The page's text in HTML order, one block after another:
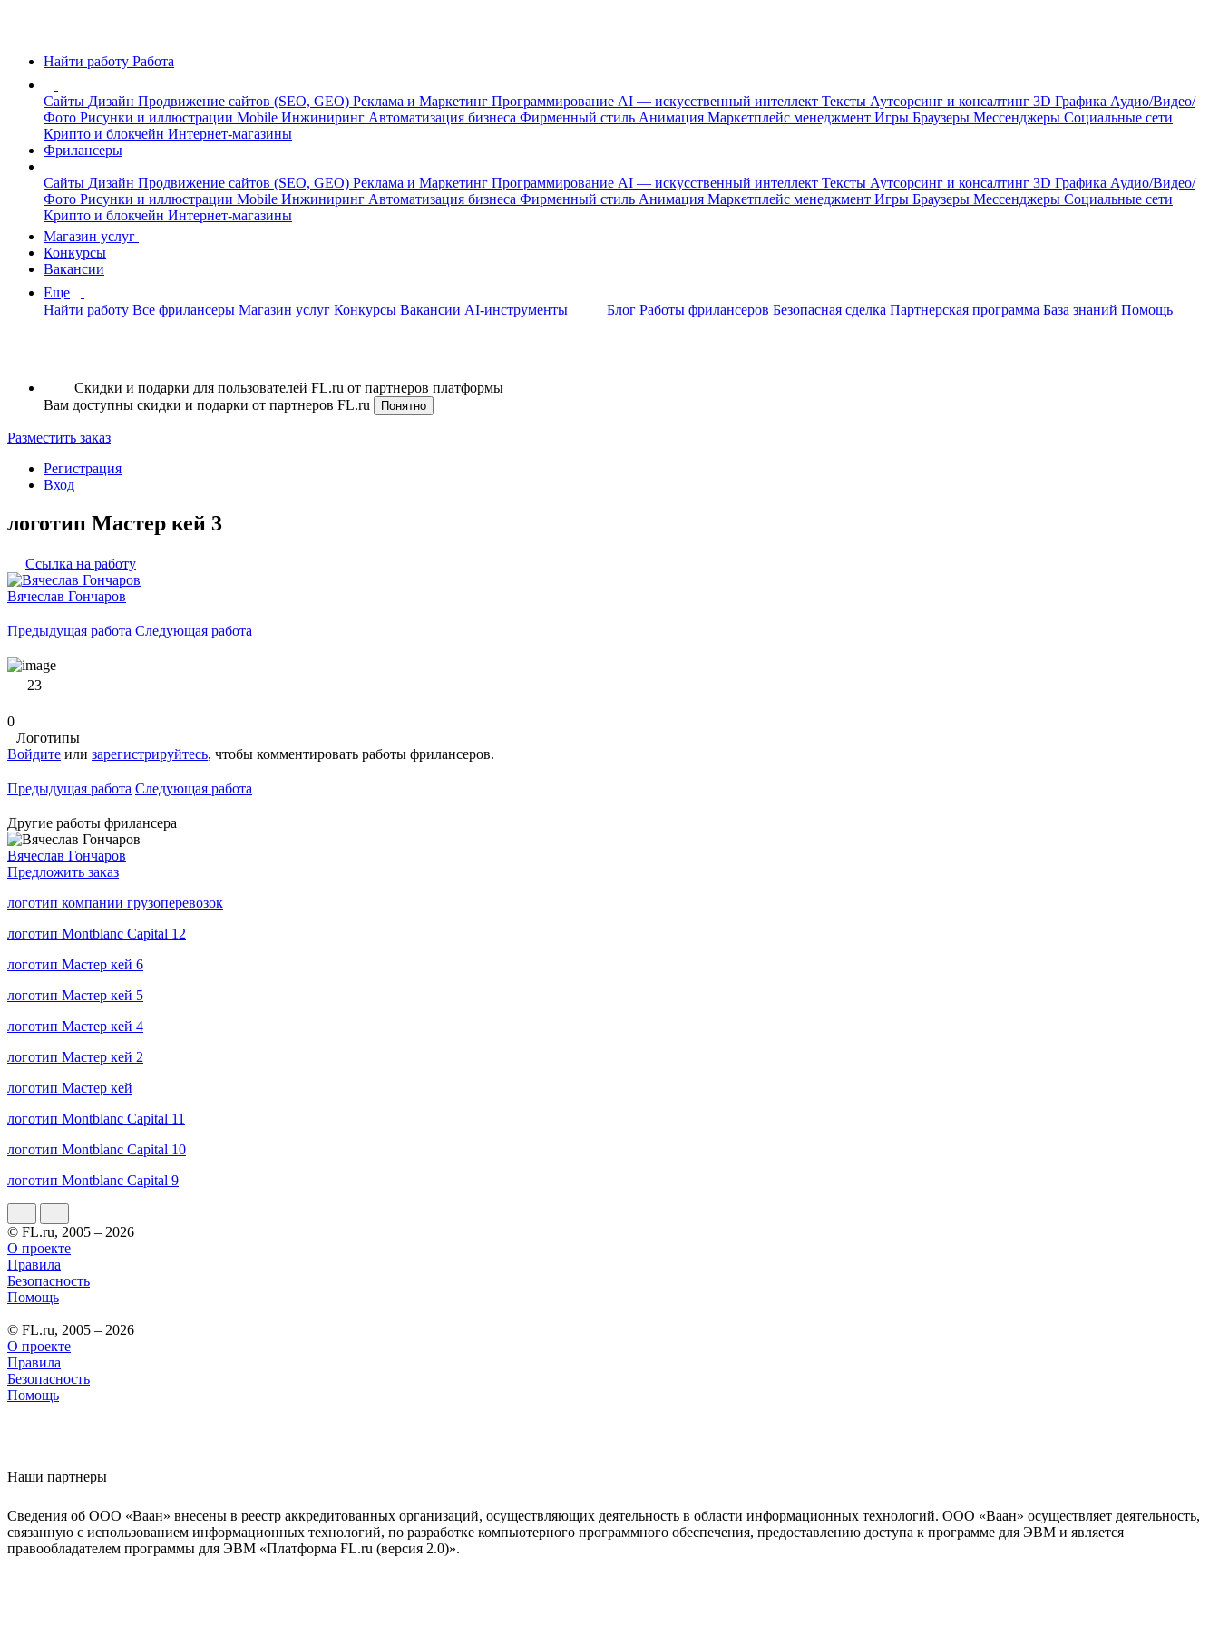
Найти работу Работа
Сайты Дизайн Продвижение сайтов (SEO, GEO) Реклама и Маркетинг Программирование AI — искусственный интеллект Тексты Аутсорсинг и консалтинг 3D Графика Аудио/Видео/
Фото Рисунки и иллюстрации Mobile Инжиниринг Автоматизация бизнеса Фирменный стиль Анимация Маркетплейс менеджмент Игры Браузеры Мессенджеры Социальные сети
Крипто и блокчейн Интернет-магазины
Фрилансеры
Сайты Дизайн Продвижение сайтов (SEO, GEO) Реклама и Маркетинг Программирование AI — искусственный интеллект Тексты Аутсорсинг и консалтинг 3D Графика Аудио/Видео/
Фото Рисунки и иллюстрации Mobile Инжиниринг Автоматизация бизнеса Фирменный стиль Анимация Маркетплейс менеджмент Игры Браузеры Мессенджеры Социальные сети
Крипто и блокчейн Интернет-магазины
Магазин услуг
Конкурсы
Вакансии
Еще
Найти работу Все фрилансеры Магазин услуг Конкурсы Вакансии AI-инструменты Блог Работы фрилансеров Безопасная сделка Партнерская программа База знаний Помощь
Скидки и подарки для пользователей FL.ru от партнеров платформы
Вам доступны скидки и подарки от партнеров FL.ru
Понятно
Разместить заказ
Регистрация
Вход
логотип Мастер кей 3
Ссылка на работу
Вячеслав Гончаров
Предыдущая работа Следующая работа
23
0
Логотипы
Войдите или зарегистрируйтесь, чтобы комментировать работы фрилансеров.
Предыдущая работа Следующая работа
Другие работы фрилансера
Вячеслав Гончаров
Предложить заказ
логотип компании грузоперевозок
логотип Montblanc Capital 12
логотип Мастер кей 6
логотип Мастер кей 5
логотип Мастер кей 4
логотип Мастер кей 2
логотип Мастер кей
логотип Montblanc Capital 11
логотип Montblanc Capital 10
логотип Montblanc Capital 9
© FL.ru, 2005 – 2026
О проекте
Правила
Безопасность
Помощь
© FL.ru, 2005 – 2026
О проекте
Правила
Безопасность
Помощь
Наши партнеры
Сведения об ООО «Ваан» внесены в реестр аккредитованных организаций, осуществляющих деятельность в области информационных технологий. ООО «Ваан» осуществляет деятельность,
связанную с использованием информационных технологий, по разработке компьютерного программного обеспечения, предоставлению доступа к программе для ЭВМ и является
правообладателем программы для ЭВМ «Платформа FL.ru (версия 2.0)».